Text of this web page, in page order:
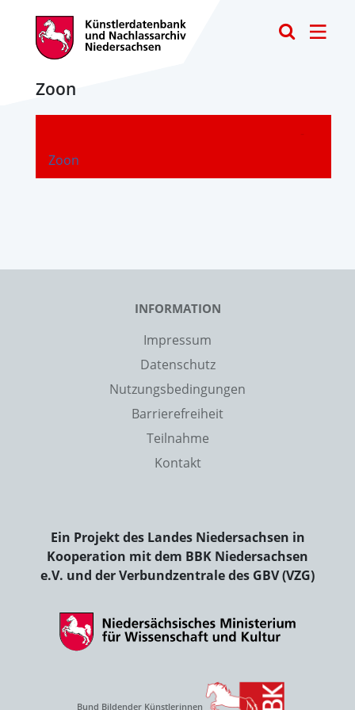
Zoon
Zoon
-
INFORMATION
Impressum
Datenschutz
Nutzungsbedingungen
Barrierefreiheit
Teilnahme
Kontakt
Ein Projekt des Landes Niedersachsen in
Kooperation mit dem BBK Niedersachsen
e.V. und der Verbundzentrale des GBV (VZG)
Bund Bildender Künstlerinnen